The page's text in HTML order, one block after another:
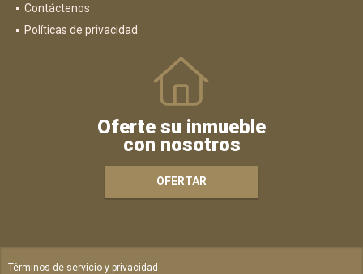
Contáctenos
Políticas de privacidad
Oferte su inmueble
con nosotros
OFERTAR
Términos de servicio y privacidad